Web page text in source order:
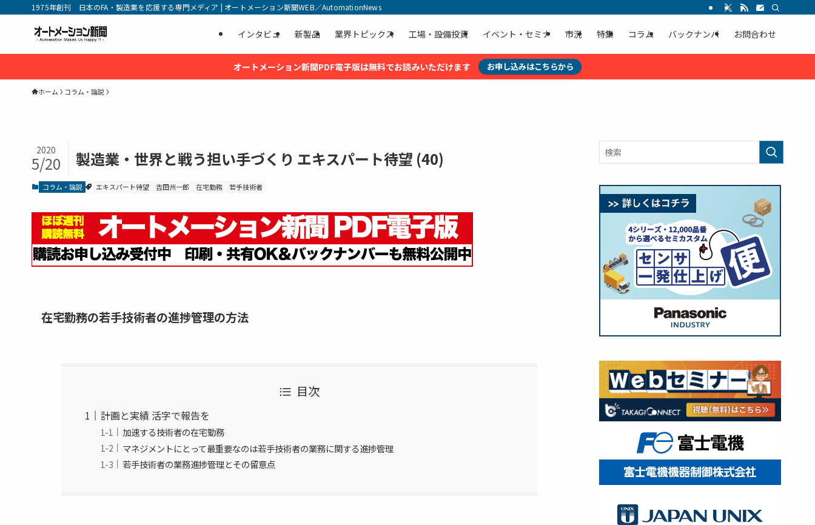
1975年創刊 日本のFA・製造業を応援する専門メディア | オートメーション新聞WEB／AutomationNews
インタビュ 新製品 業界トピックス 工場・設備投資 イベント・セミナ 市況 特集 コラム バックナンバ お問合わせ
オートメーション新聞PDF電子版は無料でお読みいただけます お申し込みはこちらから
ホーム コラム・論説
製造業・世界と戦う担い手づくり エキスパート待望 (40)
2020
5/20
コラム・論説 エキスパート待望 吉田州一郎 在宅勤務 若手技術者
在宅勤務の若手技術者の進捗管理の方法
目次
計画と実績 活字で報告を
加速する技術者の在宅勤務
マネジメントにとって最重要なのは若手技術者の業務に関する進捗管理
若手技術者の業務進捗管理とその留意点